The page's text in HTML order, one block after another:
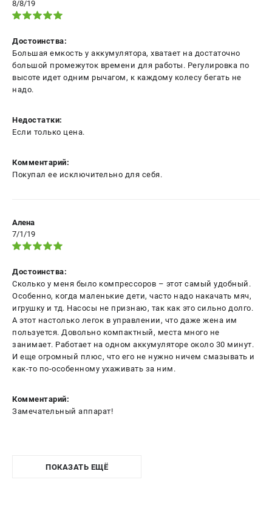
8/8/19
Достоинства:
Большая емкость у аккумулятора, хватает на достаточно
большой промежуток времени для работы. Регулировка по
высоте идет одним рычагом, к каждому колесу бегать не
надо.
Недостатки:
Если только цена.
Комментарий:
Покупал ее исключительно для себя.
Алена
7/1/19
Достоинства:
Сколько у меня было компрессоров – этот самый удобный.
Особенно, когда маленькие дети, часто надо накачать мяч,
игрушку и тд. Насосы не признаю, так как это сильно долго.
А этот настолько легок в управлении, что даже жена им
пользуется. Довольно компактный, места много не
занимает. Работает на одном аккумуляторе около 30 минут.
И еще огромный плюс, что его не нужно ничем смазывать и
как-то по-особенному ухаживать за ним.
Комментарий:
Замечательный аппарат!
ПОКАЗАТЬ ЕЩЁ